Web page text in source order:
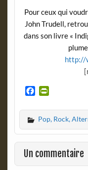
Pour ceux qui
John Trudell,
dans son livre «
http://
c
e
b
o
o
k
i
n
t
F
r
i
Pop, Rock,
Un commentaire